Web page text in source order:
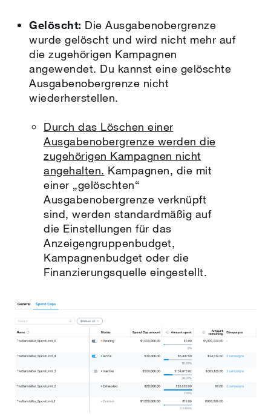
Gelöscht: Die Ausgabenobergrenze
wurde gelöscht und wird nicht mehr auf
die zugehörigen Kampagnen
angewendet. Du kannst eine gelöschte
Ausgabenobergrenze nicht
wiederherstellen.
Durch das Löschen einer
Ausgabenobergrenze werden die
zugehörigen Kampagnen nicht
angehalten. Kampagnen, die mit
einer „gelöschten“
Ausgabenobergrenze verknüpft
sind, werden standardmäßig auf
die Einstellungen für das
Anzeigengruppenbudget,
Kampagnenbudget oder die
Finanzierungsquelle eingestellt.